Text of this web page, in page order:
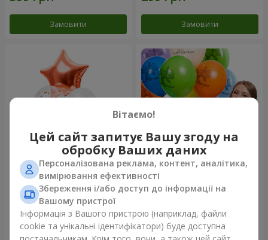
Замовити Замовити
Фонтан куль “Світ чудес”
Замовити
Коллекция шариков "День
рождения" (с Тедди)
Замовити
Вітаємо!
Цей сайт запитує Вашу згоду на
обробку Ваших даних
Персоналізована реклама, контент, аналітика,
вимірювання ефективності
Збереження і/або доступ до інформації на
Вашому пристрої
Інформація з Вашого пристрою (наприклад, файли
cookie та унікальні ідентифікатори) буде доступна